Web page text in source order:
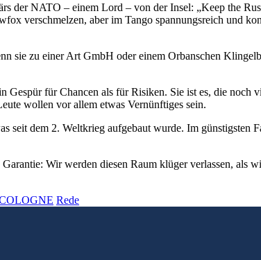
der NATO – einem Lord – von der Insel: „Keep the
verschmelzen, aber im Tango spannungsreich und
sie zu einer Art GmbH oder einem Orbanschen
Gespür für Chancen als für Risiken. Sie ist es, die
wollen vor allem etwas Vernünftiges sein.
seit dem 2. Weltkrieg aufgebaut wurde. Im günstigsten
Wir werden diesen Raum klüger verlassen, als
Rede